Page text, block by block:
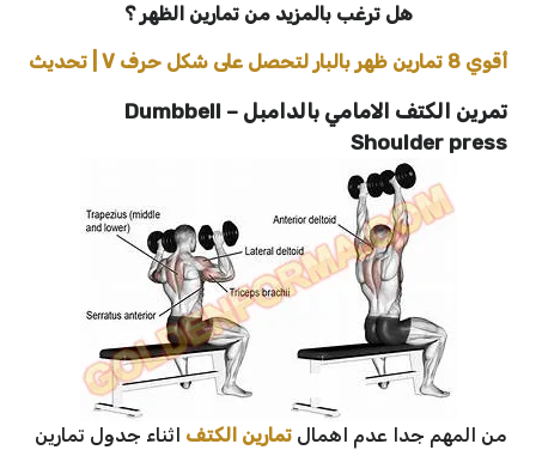
هل ترغب بالمزيد من تمارين الظهر ؟
أقوي 8 تمارين ظهر بالبار لتحصل على شكل حرف V | تحديث
تمرين الكتف الامامي بالدامبل – Dumbbell
Shoulder press
من المهم جدا عدم اهمال تمارين الكتف اثناء جدول تمارين